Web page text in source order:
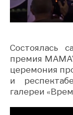
Состоялась
премия
церемония
и
галереи